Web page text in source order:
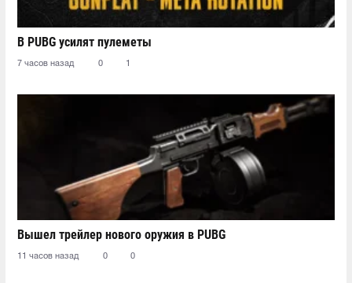
В PUBG усилят пулеметы
7 часов назад 0 1
Вышел трейлер нового оружия в PUBG
11 часов назад 0 0